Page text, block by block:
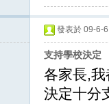
發表於 09-6-
支持學校決定
各家長,
決定十分